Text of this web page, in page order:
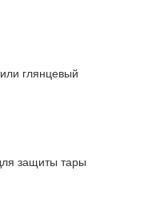
глянцевый
защиты тары